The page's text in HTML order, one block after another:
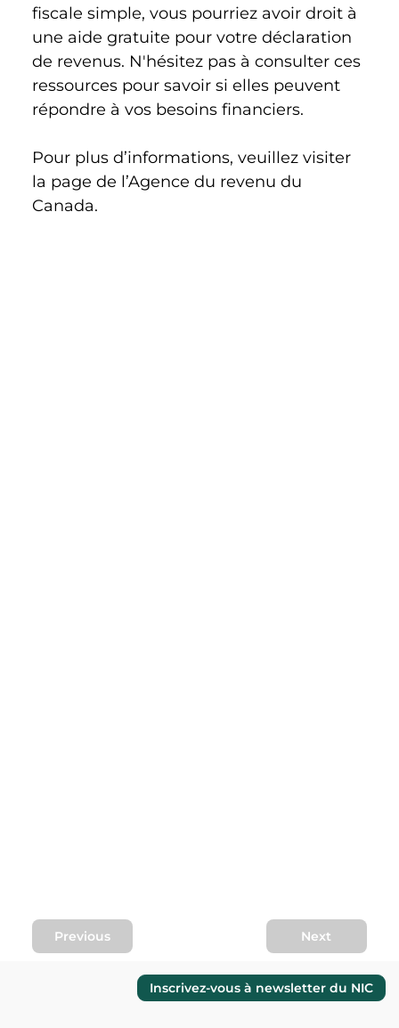
fiscale simple, vous pourriez avoir droit à
une aide gratuite pour votre déclaration
de revenus. N'hésitez pas à consulter ces
ressources pour savoir si elles peuvent
répondre à vos besoins financiers.
Pour plus d’informations, veuillez visiter
la page de l’Agence du revenu du
Canada.
Previous Next
Inscrivez-vous à newsletter du NIC